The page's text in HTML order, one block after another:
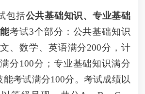
包括公共基础知识、专业基础
考试3个部分：公共基础知识
、数学、英语满分200分，计
分100分；专业基础知识满分
能考试满分100分。考试成绩以